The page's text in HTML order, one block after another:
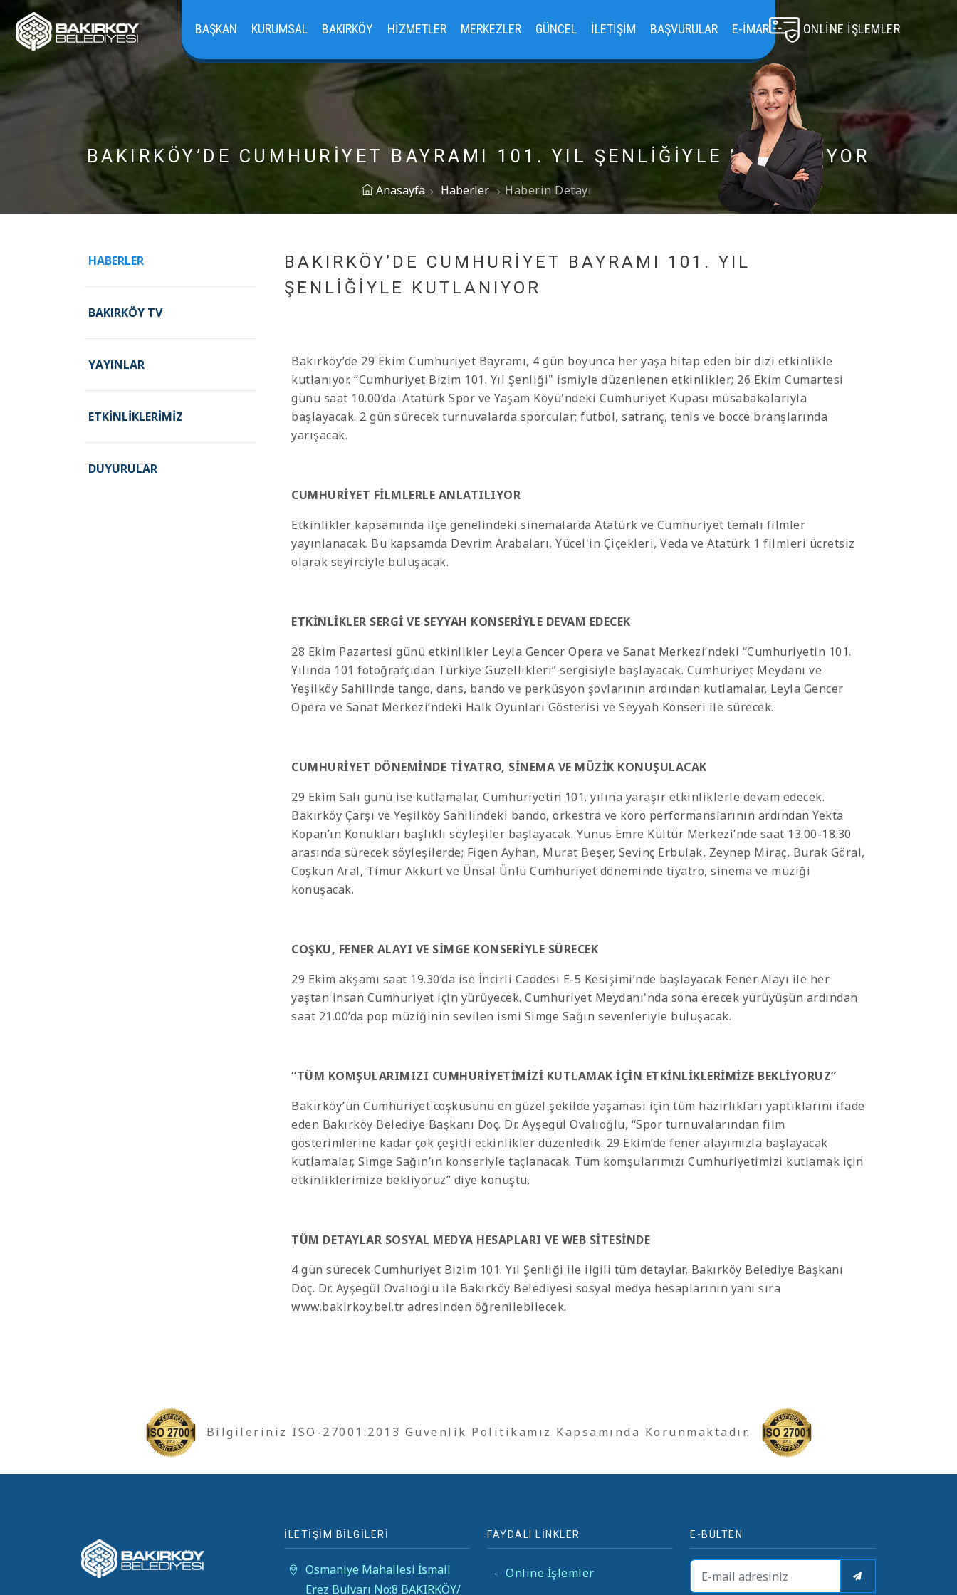
BAŞKAN KURUMSAL BAKIRKÖY HIZMETLER MERKEZLER GÜNCEL İLETIŞIM BAŞVURULAR E-İMAR ONLINE İŞLEMLER
BAKIRKÖY’DE CUMHURİYET BAYRAMI 101. YIL ŞENLİĞİYLE KUTLANIYOR
Anasayfa Haberler Haberin Detayı
HABERLER
BAKIRKÖY TV
YAYINLAR
ETKINLIKLERIMIZ
DUYURULAR
BAKIRKÖY’DE CUMHURİYET BAYRAMI 101. YIL
ŞENLİĞİYLE KUTLANIYOR
Bakırköy’de 29 Ekim Cumhuriyet Bayramı, 4 gün boyunca her yaşa hitap eden bir dizi etkinlikle
kutlanıyor. “Cumhuriyet Bizim 101. Yıl Şenliği" ismiyle düzenlenen etkinlikler; 26 Ekim Cumartesi
günü saat 10.00’da Atatürk Spor ve Yaşam Köyü'ndeki Cumhuriyet Kupası müsabakalarıyla
başlayacak. 2 gün sürecek turnuvalarda sporcular; futbol, satranç, tenis ve bocce branşlarında
yarışacak.
CUMHURİYET FİLMLERLE ANLATILIYOR
Etkinlikler kapsamında ilçe genelindeki sinemalarda Atatürk ve Cumhuriyet temalı filmler
yayınlanacak. Bu kapsamda Devrim Arabaları, Yücel'in Çiçekleri, Veda ve Atatürk 1 filmleri ücretsiz
olarak seyirciyle buluşacak.
ETKİNLİKLER SERGİ VE SEYYAH KONSERİYLE DEVAM EDECEK
28 Ekim Pazartesi günü etkinlikler Leyla Gencer Opera ve Sanat Merkezi’ndeki “Cumhuriyetin 101.
Yılında 101 fotoğrafçıdan Türkiye Güzellikleri” sergisiyle başlayacak. Cumhuriyet Meydanı ve
Yeşilköy Sahilinde tango, dans, bando ve perküsyon şovlarının ardından kutlamalar, Leyla Gencer
Opera ve Sanat Merkezi’ndeki Halk Oyunları Gösterisi ve Seyyah Konseri ile sürecek.
CUMHURİYET DÖNEMİNDE TİYATRO, SİNEMA VE MÜZİK KONUŞULACAK
29 Ekim Salı günü ise kutlamalar, Cumhuriyetin 101. yılına yaraşır etkinliklerle devam edecek.
Bakırköy Çarşı ve Yeşilköy Sahilindeki bando, orkestra ve koro performanslarının ardından Yekta
Kopan’ın Konukları başlıklı söyleşiler başlayacak. Yunus Emre Kültür Merkezi’nde saat 13.00-18.30
arasında sürecek söyleşilerde; Figen Ayhan, Murat Beşer, Sevinç Erbulak, Zeynep Miraç, Burak Göral,
Coşkun Aral, Timur Akkurt ve Ünsal Ünlü Cumhuriyet döneminde tiyatro, sinema ve müziği
konuşacak.
COŞKU, FENER ALAYI VE SİMGE KONSERİYLE SÜRECEK
29 Ekim akşamı saat 19.30’da ise İncirli Caddesi E-5 Kesişimi’nde başlayacak Fener Alayı ile her
yaştan insan Cumhuriyet için yürüyecek. Cumhuriyet Meydanı'nda sona erecek yürüyüşün ardından
saat 21.00’da pop müziğinin sevilen ismi Simge Sağın sevenleriyle buluşacak.
“TÜM KOMŞULARIMIZI CUMHURİYETİMİZİ KUTLAMAK İÇİN ETKİNLİKLERİMİZE BEKLİYORUZ”
Bakırköy’ün Cumhuriyet coşkusunu en güzel şekilde yaşaması için tüm hazırlıkları yaptıklarını ifade
eden Bakırköy Belediye Başkanı Doç. Dr. Ayşegül Ovalıoğlu, “Spor turnuvalarından film
gösterimlerine kadar çok çeşitli etkinlikler düzenledik. 29 Ekim’de fener alayımızla başlayacak
kutlamalar, Simge Sağın’ın konseriyle taçlanacak. Tüm komşularımızı Cumhuriyetimizi kutlamak için
etkinliklerimize bekliyoruz” diye konuştu.
TÜM DETAYLAR SOSYAL MEDYA HESAPLARI VE WEB SİTESİNDE
4 gün sürecek Cumhuriyet Bizim 101. Yıl Şenliği ile ilgili tüm detaylar, Bakırköy Belediye Başkanı
Doç. Dr. Ayşegül Ovalıoğlu ile Bakırköy Belediyesi sosyal medya hesaplarının yanı sıra
www.bakirkoy.bel.tr adresinden öğrenilebilecek.
Bilgileriniz ISO-27001:2013 Güvenlik Politikamız Kapsamında Korunmaktadır.
İLETİŞİM BİLGİLERİ
Osmaniye Mahallesi İsmail
Erez Bulvarı No:8 BAKIRKÖY/
FAYDALI LİNKLER
- Online İşlemler
E-BÜLTEN